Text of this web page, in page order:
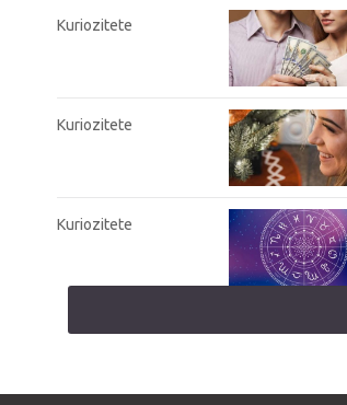
Kuriozitete
Kuriozitete
Kuriozitete